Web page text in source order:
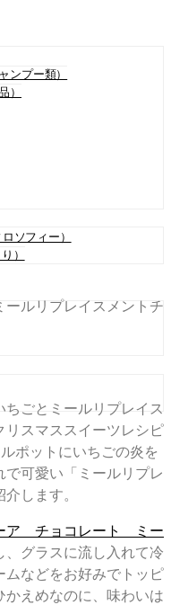
ンプー類）
）
ソフィー）
）
りスイー
イスメント
ルリプレイスメントチ
ごとミールリプレイス
リスマススイーツレシピ
ポットにいちごの炎を
可愛い「ミールリプレ
します。
ア チョコレート ミー
、グラスに流し入れて冷
などをお好みでトッピ
かえめなのに、味わいは